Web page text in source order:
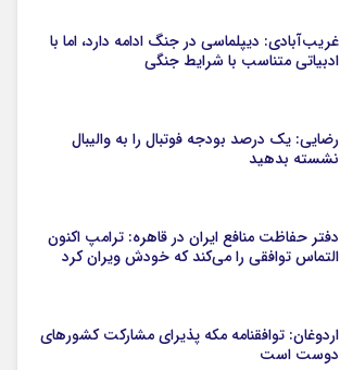
غریب‌آبادی: دیپلماسی در جنگ ادامه دارد، اما با
ادبیاتی متناسب با شرایط جنگی
رضایی: یک درصد بودجه فوتبال را به والیبال
نشسته بدهید
دفتر حفاظت منافع ایران در قاهره: ترامپ اکنون
التماس توافقی را می‌کند که خودش ویران کرد
اردوغان: توافقنامه مکه پذیرای مشارکت کشورهای
دوست است